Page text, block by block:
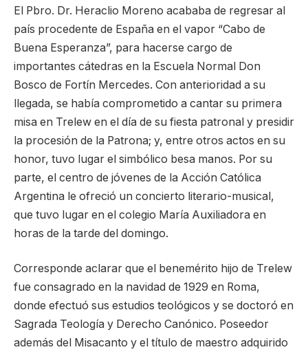
El Pbro. Dr. Heraclio Moreno acababa de regresar al
país procedente de España en el vapor “Cabo de
Buena Esperanza”, para hacerse cargo de
importantes cátedras en la Escuela Normal Don
Bosco de Fortín Mercedes. Con anterioridad a su
llegada, se había comprometido a cantar su primera
misa en Trelew en el día de su fiesta patronal y presidir
la procesión de la Patrona; y, entre otros actos en su
honor, tuvo lugar el simbólico besa manos. Por su
parte, el centro de jóvenes de la Acción Católica
Argentina le ofreció un concierto literario-musical,
que tuvo lugar en el colegio María Auxiliadora en
horas de la tarde del domingo.
Corresponde aclarar que el benemérito hijo de Trelew
fue consagrado en la navidad de 1929 en Roma,
donde efectuó sus estudios teológicos y se doctoró en
Sagrada Teología y Derecho Canónico. Poseedor
además del Misacanto y el título de maestro adquirido